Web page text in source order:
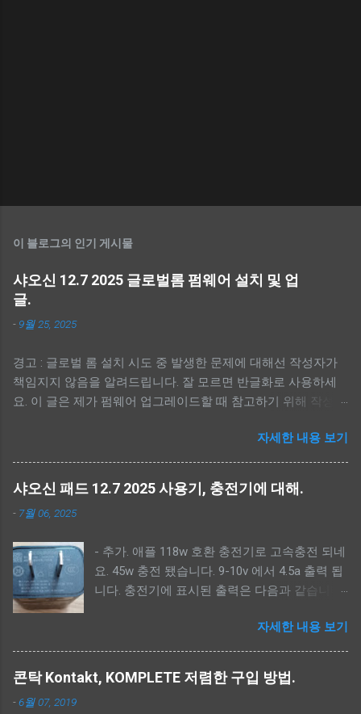
이 블로그의 인기 게시물
샤오신 12.7 2025 글로벌롬 펌웨어 설치 및 업
글.
- 9월 25, 2025
경고 : 글로벌 롬 설치 시도 중 발생한 문제에 대해선 작성자가
책임지지 않음을 알려드립니다. 잘 모르면 반글화로 사용하세
요. 이 글은 제가 펌웨어 업그레이드할 때 참고하기 위해 작성했
요. 전 유튜브 링크와 아무 관련 없습니다. -----------------------
---- - 간단 순서. --------------------------- - 펌웨어, MTK Driver,
scatter 파일 다운로드. - MTK Driver 설치. - scatter 파일 적용.(<
펌웨어 폴더>\image) - 펌웨어 백업. - 샤오신 복구모드로 켜기.
(볼륨 상 버튼) - 펌웨어 툴 실행. (SPFlashToolV6.exe) -
>\image\download_agent\flash.xml, <펌웨어 폴더
>\image\da.auth - lk_a, lk_b, dtbo_a, dtbo_b 체크해제, 업그레
이드는 userdata 체크해제. - Auto Reboot 체크 후 Download 버
튼 클릭. --------------------------- - 펌웨어 다운로드. -----------
---------------- 아래 2가지 방법중에 하나를 선택해 다운로드
받으면 됩니다. --
https://mirrors.lolinet.com/firmware/lenowow/2024/Idea_Tab_
자세한 내용 보기
샤오신 패드 12.7 2025 사용기, 충전기에 대해.
- 7월 06, 2025
- 추가. 애플 118w 호환 충전기로 고속충전 되네
요. 45w 충전 됐습니다. 9-10v 에서 4.5a 출력 됩
니다. 충전기에 표시된 출력은 다음과 같습니다.
////////////////////////////////////////// 샤오신 패드 12.7
2025 사용 후기 가격 및 구성 직구 가격: 본체
185,000원, 펜 22,000원 (총 207,000원) 장점 - 품
질 가격을 떠나서 전체적으로 마감과 외관이 매
자세한 내용 보기
콘탁 Kontakt, KOMPLETE 저렴한 구입 방법.
-6월 07, 2019